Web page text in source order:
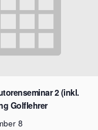
2 (inkl.
Golflehrer
8